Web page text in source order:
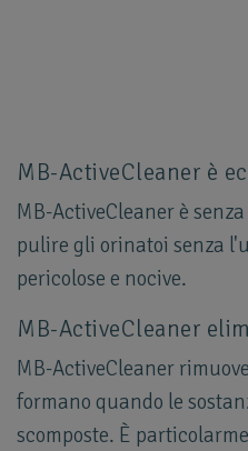
MB-ActiveCleaner è
MB-ActiveCleaner è
pulire gli orinatoi senza
pericolose e nocive.
MB-ActiveCleaner
MB-ActiveCleaner
formano quando le
scomposte. È